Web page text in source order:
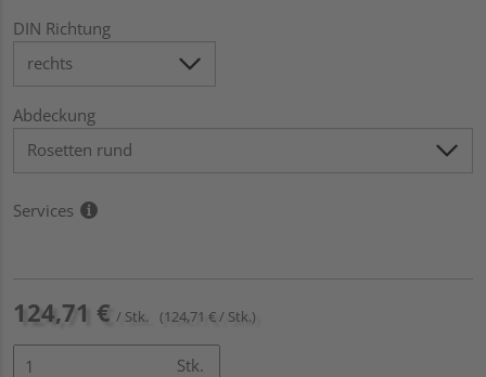
DIN Richtung
Abdeckung
Services
124,71 € / Stk. (124,71 € / Stk.)
Stk.